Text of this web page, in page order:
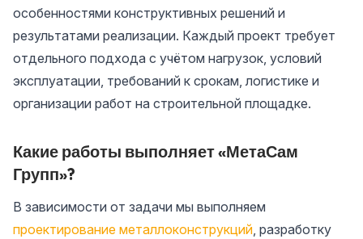
особенностями конструктивных решений и
результатами реализации. Каждый проект требует
отдельного подхода с учётом нагрузок, условий
эксплуатации, требований к срокам, логистике и
организации работ на строительной площадке.
Какие работы выполняет «МетаСам
Групп»?
В зависимости от задачи мы выполняем
проектирование металлоконструкций, разработку